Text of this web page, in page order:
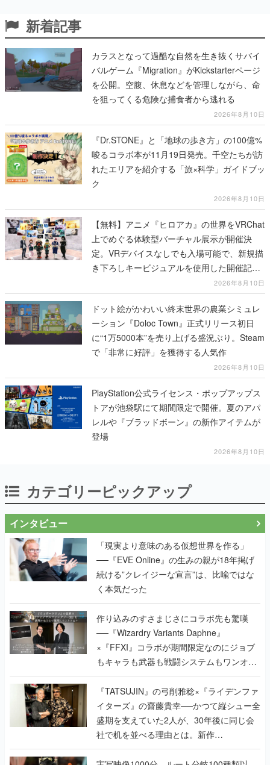
新着記事
カラスとなって過酷な自然を生き抜くサバイ
バルゲーム『Migration』がKickstarterページ
を公開。空腹、休息などを管理しながら、命
を狙ってくる危険な捕食者から逃れる
2026年8月10日
『Dr.STONE』と「地球の歩き方」の100億%
唆るコラボ本が11月19日発売。千空たちが訪
れたエリアを紹介する「旅×科学」ガイドブッ
ク
2026年8月10日
【無料】アニメ『ヒロアカ』の世界をVRChat
上でめぐる体験型バーチャル展示が開催決
定。VRデバイスなしでも入場可能で、新規描
き下ろしキービジュアルを使用した開催記念
2026年8月10日
ドット絵がかわいい終末世界の農業シミュレ
ーション『Doloc Town』正式リリース初日
に“1万5000本”を売り上げる盛況ぶり。Steam
で「非常に好評」を獲得する人気作
2026年8月10日
PlayStation公式ライセンス・ポップアップス
トアが池袋駅にて期間限定で開催。夏のアパ
レルや『ブラッドボーン』の新作アイテムが
登場
2026年8月10日
カテゴリーピックアップ
インタビュー
「現実より意味のある仮想世界を作る」
──『EVE Online』の生みの親が18年掲げ
続ける”クレイジーな宣言”は、比喩ではな
く本気だった
作り込みのすさまじさにコラボ先も驚嘆
──『Wizardry Variants Daphne』
×『FFXI』コラボが期間限定なのにジョブ
もキャラも武器も戦闘システムもワンオフ
で作り込まれた理由を両ディレクターに聞
く
『TATSUJIN』の弓削雅稔×『ライデンファ
イターズ』の齋藤貴幸──かつて縦シュー全
盛期を支えていた2人が、30年後に同じ会
社で机を並べる理由とは。新作
『TATSUJIN EXTREME』で初タッグを組